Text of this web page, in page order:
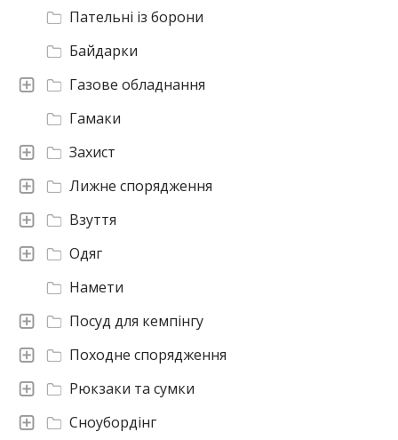
Сноубордінг
Рюкзаки та сумки
Походне спорядження
Посуд для кемпінгу
Намети
Одяг
Взуття
Лижне спорядження
Захист
Гамаки
Газове обладнання
Байдарки
Пательні із борони